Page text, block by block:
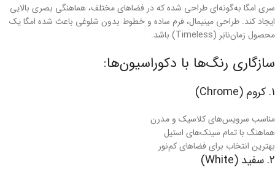
سری امگا به‌گونه‌ای طراحی شده که در فضاهای مختلف، هماهنگی بصری بالایی
ایجاد کند. طراحی مینیمال، فرم ساده و خطوط بدون شلوغی باعث شده امگا یک
محصول زمان‌نابَر (Timeless) باشد.
سازگاری رنگ‌ها با دکوراسیون‌ها:
۱. کروم (Chrome)
مناسب سرویس‌های کلاسیک و مدرن
هماهنگ با تمام سینک‌های استیل
بهترین انتخاب برای فضاهای کم‌نور
2. سفید (White)